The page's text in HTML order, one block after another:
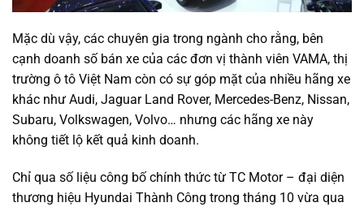
Mặc dù vậy, các chuyên gia trong ngành cho rằng, bên
cạnh doanh số bán xe của các đơn vị thành viên VAMA, thị
trường ô tô Việt Nam còn có sự góp mặt của nhiều hãng xe
khác như Audi, Jaguar Land Rover, Mercedes-Benz, Nissan,
Subaru, Volkswagen, Volvo… nhưng các hãng xe này
không tiết lộ kết quả kinh doanh.
Chỉ qua số liệu công bố chính thức từ TC Motor – đại diện
thương hiệu Hyundai Thành Công trong tháng 10 vừa qua